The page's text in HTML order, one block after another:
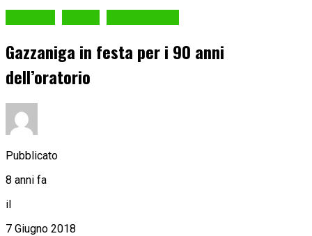
Gazzaniga in festa per i 90 anni
dell’oratorio
Pubblicato
8 anni fa
il
7 Giugno 2018